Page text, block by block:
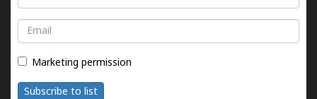
Email
Marketing permission
Subscribe to list